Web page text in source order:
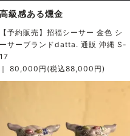
高級感ある燻金
【予約販売】招福シーサー 金色 シ
ーサーブランドdatta. 通販 沖縄 S-
17
｜ 80,000円(税込88,000円)